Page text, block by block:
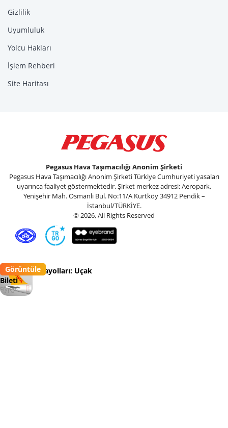
Gizlilik
Uyumluluk
Yolcu Hakları
İşlem Rehberi
Site Haritası
Pegasus Hava Taşımacılığı Anonim Şirketi
Pegasus Hava Taşımacılığı Anonim Şirketi Türkiye Cumhuriyeti yasaları
uyarınca faaliyet göstermektedir. Şirket merkez adresi: Aeropark,
Yenişehir Mah. Osmanlı Bul. No:11/A Kurtköy 34912 Pendik –
İstanbul/TÜRKİYE.
© 2026, All Rights Reserved
Pegasus Havayolları: Uçak
Bileti
Flypgs
Görüntüle